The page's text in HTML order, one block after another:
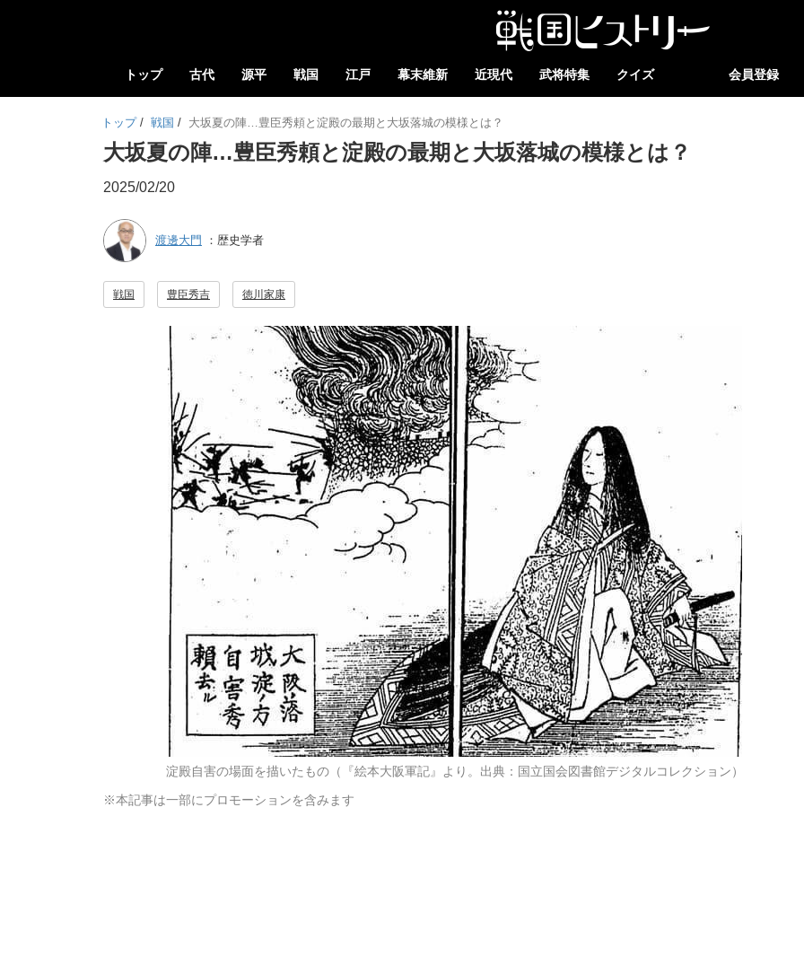
トップ 古代 源平 戦国 江戸 幕末維新 近現代 武将特集 クイズ 会員登録
トップ / 戦国 / 大坂夏の陣…豊臣秀頼と淀殿の最期と大坂落城の模様とは？
大坂夏の陣…豊臣秀頼と淀殿の最期と大坂落城の模様とは？
2025/02/20
渡邊大門 ：歴史学者
戦国 豊臣秀吉 徳川家康
淀殿自害の場面を描いたもの（『絵本大阪軍記』より。出典：国立国会図書館デジタルコレクション）
※本記事は一部にプロモーションを含みます